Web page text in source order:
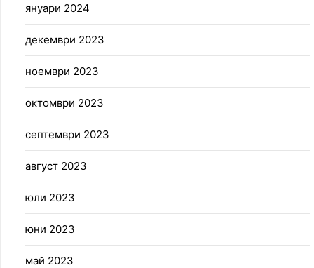
януари 2024
декември 2023
ноември 2023
октомври 2023
септември 2023
август 2023
юли 2023
юни 2023
май 2023